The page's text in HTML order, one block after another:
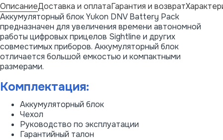
ОписаниеДоставка и оплатаГарантия и возврат
Аккумуляторный блок Yukon DNV Battery Pack
предназначен для увеличения времени автономной
работы цифровых прицелов Sightline и других
совместимых приборов. Аккумуляторный блок
отличается большой емкостью и компактными
размерами.
Комплектация:
Аккумуляторный блок
Чехол
Руководство по эксплуатации
Гарантийный талон